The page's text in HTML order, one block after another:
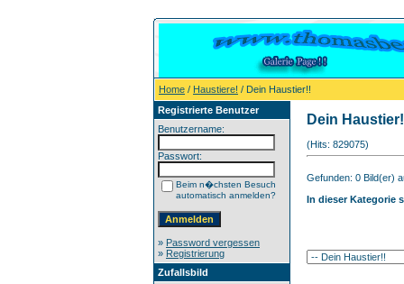
Home / Haustiere! / Dein Haustier!!
Registrierte Benutzer
Benutzername:
Passwort:
Beim n�chsten Besuch
automatisch anmelden?
» Password vergessen
» Registrierung
Zufallsbild
Dein
(Hits: 829075)
Gefunden: 0 Bild(er)
In dieser Kategorie